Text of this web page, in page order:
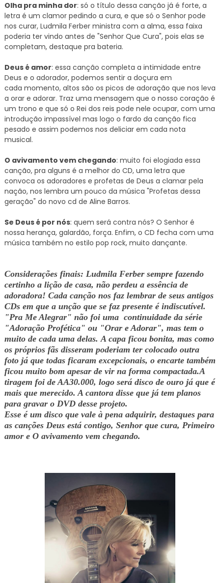
Olha pra minha dor: só o título dessa canção já é forte, a
letra é um clamor pedindo a cura, e que só o Senhor pode
nos curar, Ludmila Ferber ministra com a alma, essa faixa
poderia ter vindo antes de "Senhor Que Cura", pois elas se
completam, destaque pra bateria.
Deus é amor: essa canção completa a intimidade entre
Deus e o adorador, podemos sentir a doçura em
cada momento, altos são os picos de adoração que nos leva
a orar e adorar. Traz uma mensagem que o nosso coração é
um trono e que só o Rei dos reis pode nele ocupar, com uma
introdução impassível mas logo o fardo da canção fica
pesado e assim podemos nos deliciar em cada nota
musical.
O avivamento vem chegando: muito foi elogiada essa
canção, pra alguns é a melhor do CD, uma letra que
convoca os adoradores e profetas de Deus a clamar pela
nação, nos lembra um pouco da música "Profetas dessa
geração" do novo cd de Aline Barros.
Se Deus é por nós: quem será contra nós? O Senhor é
nossa herança, galardão, força. Enfim, o CD fecha com uma
música também no estilo pop rock, muito dançante.
Considerações finais: Ludmila Ferber sempre fazendo
certinho a lição de casa, não perdeu a essência de
adoradora! Cada canção nos faz lembrar de seus antigos
CDs em que a unção que se faz presente é indiscutível.
"Pra Me Alegrar" não foi uma continuidade da série
"Adoração Profética" ou "Orar e Adorar", mas tem o
muito de cada uma delas.A capa ficou bonita, mas como
os próprios fãs disseram poderiam ter colocado outra
foto já que todas ficaram excepcionais, o encarte também
ficou muito bom apesar de vir na forma compactada.A
tiragem foi de AA30.000, logo será disco de ouro já que é
mais que merecido. A cantora disse que já tem planos
para gravar o DVD desse projeto.
Esse é um disco que vale à pena adquirir, destaques para
as canções Deus está contigo, Senhor que cura, Primeiro
amor e O avivamento vem chegando.